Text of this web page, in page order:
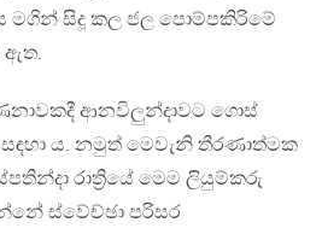
මගින් සිදූ කල ජල පොම්පකිරිමේ
ඇත.
ආනවිලුන්දාවට ගොස්
ය. නමුත් මෙවැනි තීරණාත්මක
රාත්‍රියේ මෙම ලියුම්කරු
ස්වේච්ඡා පරිසර